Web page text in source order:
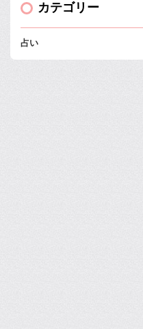
カテゴリー
占い